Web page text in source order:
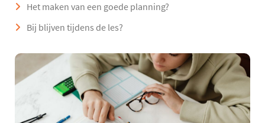
Het maken van een goede planning?
Bij blijven tijdens de les?